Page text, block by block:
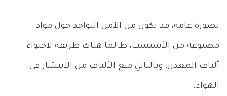
بصورة عامة، قد يكون من الآمن التواجد حول مواد
مصنوعة من الأسبست، طالما هناك طريقة لاحتواء
ألياف المعدن، وبالتالي منع الألياف من الانتشار في
الهواء.